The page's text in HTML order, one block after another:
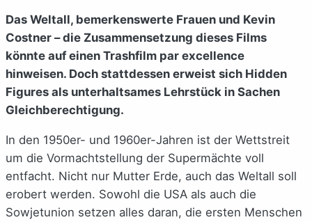
Das Weltall, bemerkenswerte Frauen und Kevin
Costner – die Zusammensetzung dieses Films
könnte auf einen Trashfilm par excellence
hinweisen. Doch stattdessen erweist sich Hidden
Figures als unterhaltsames Lehrstück in Sachen
Gleichberechtigung.
In den 1950er- und 1960er-Jahren ist der Wettstreit
um die Vormachtstellung der Supermächte voll
entfacht. Nicht nur Mutter Erde, auch das Weltall soll
erobert werden. Sowohl die USA als auch die
Sowjetunion setzen alles daran, die ersten Menschen